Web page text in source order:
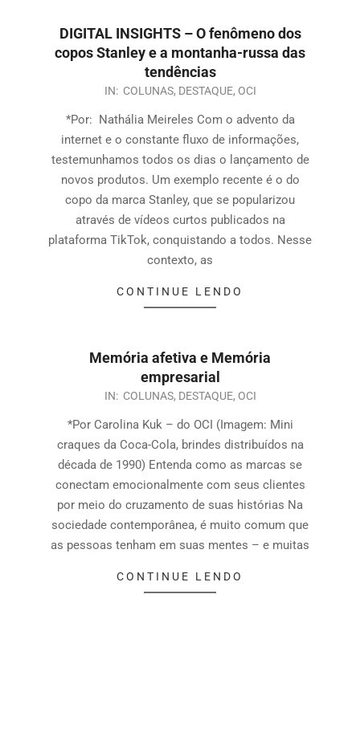
DIGITAL INSIGHTS – O fenômeno dos
copos Stanley e a montanha-russa das
tendências
IN: COLUNAS, DESTAQUE, OCI
*Por: Nathália Meireles Com o advento da
internet e o constante fluxo de informações,
testemunhamos todos os dias o lançamento de
novos produtos. Um exemplo recente é o do
copo da marca Stanley, que se popularizou
através de vídeos curtos publicados na
plataforma TikTok, conquistando a todos. Nesse
contexto, as
CONTINUE LENDO
Memória afetiva e Memória
empresarial
IN: COLUNAS, DESTAQUE, OCI
*Por Carolina Kuk – do OCI (Imagem: Mini
craques da Coca-Cola, brindes distribuídos na
década de 1990) Entenda como as marcas se
conectam emocionalmente com seus clientes
por meio do cruzamento de suas histórias Na
sociedade contemporânea, é muito comum que
as pessoas tenham em suas mentes – e muitas
CONTINUE LENDO